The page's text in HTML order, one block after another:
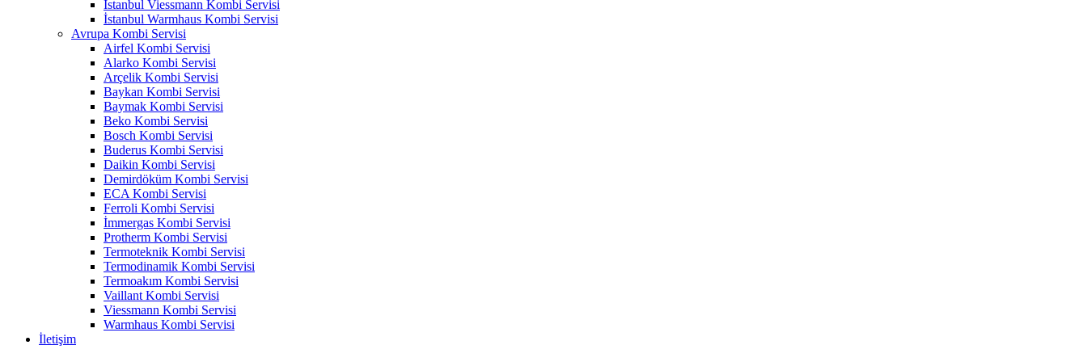
İstanbul Viessmann Kombi Servisi
İstanbul Warmhaus Kombi Servisi
Avrupa Kombi Servisi
Airfel Kombi Servisi
Alarko Kombi Servisi
Arçelik Kombi Servisi
Baykan Kombi Servisi
Baymak Kombi Servisi
Beko Kombi Servisi
Bosch Kombi Servisi
Buderus Kombi Servisi
Daikin Kombi Servisi
Demirdöküm Kombi Servisi
ECA Kombi Servisi
Ferroli Kombi Servisi
İmmergas Kombi Servisi
Protherm Kombi Servisi
Termoteknik Kombi Servisi
Termodinamik Kombi Servisi
Termoakım Kombi Servisi
Vaillant Kombi Servisi
Viessmann Kombi Servisi
Warmhaus Kombi Servisi
İletişim